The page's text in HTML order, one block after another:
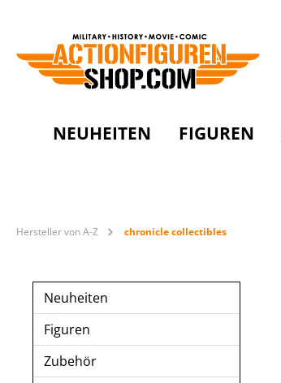
NEUHEITEN FIGUREN
Hersteller von A-Z chronicle collectibles
Neuheiten
Figuren
Zubehör